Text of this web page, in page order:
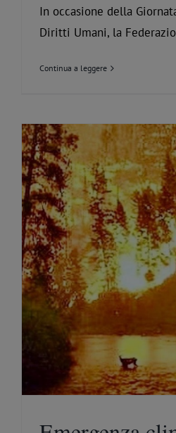
In occasione della
Diritti Umani, la
Continua a leggere